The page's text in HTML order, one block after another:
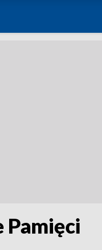
Pamięci